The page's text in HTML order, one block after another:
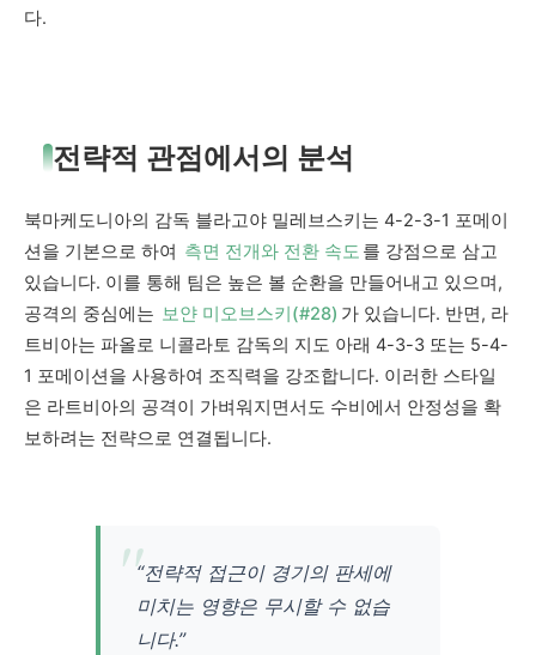
다.
전략적 관점에서의 분석
북마케도니아의 감독 블라고야 밀레브스키는 4-2-3-1 포메이
션을 기본으로 하여 측면 전개와 전환 속도 를 강점으로 삼고
있습니다. 이를 통해 팀은 높은 볼 순환을 만들어내고 있으며,
공격의 중심에는 보얀 미오브스키(#28) 가 있습니다. 반면, 라
트비아는 파올로 니콜라토 감독의 지도 아래 4-3-3 또는 5-4-
1 포메이션을 사용하여 조직력을 강조합니다. 이러한 스타일
은 라트비아의 공격이 가벼워지면서도 수비에서 안정성을 확
보하려는 전략으로 연결됩니다.
“전략적 접근이 경기의 판세에
미치는 영향은 무시할 수 없습
니다.”